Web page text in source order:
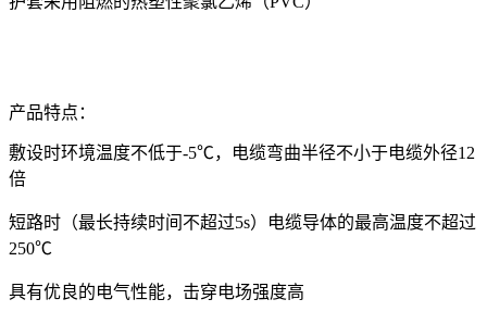
产品特点：
敷设时环境温度不低于-5℃，电缆弯曲半径不小于电缆外径12
倍
短路时（最长持续时间不超过5s）电缆导体的最高温度不超过
250℃
具有优良的电气性能，击穿电场强度高